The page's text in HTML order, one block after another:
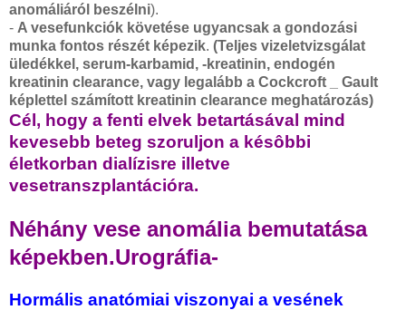
anomáliáról beszélni).
- A vesefunkciók követése ugyancsak a gondozási
munka fontos részét képezik. (Teljes vizeletvizsgálat
üledékkel, serum-karbamid, -kreatinin, endogén
kreatinin clearance, vagy legalább a Cockcroft _ Gault
képlettel számított kreatinin clearance meghatározás)
Cél, hogy a fenti elvek betartásával mind
kevesebb beteg szoruljon a késôbbi
életkorban dialízisre illetve
vesetranszplantációra.
Néhány vese anomália bemutatása
képekben.Urográfia-
Hormális anatómiai viszonyai a vesének